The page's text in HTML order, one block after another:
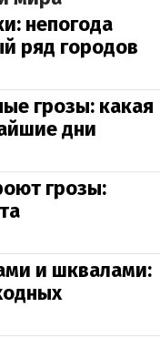
непогода
ряд городов
грозы: какая
дни
грозы:
и шквалами: